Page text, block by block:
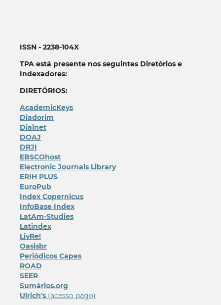
ISSN - 2238-104X
TPA está presente nos seguintes Diretórios e
Indexadores:
DIRETÓRIOS:
AcademicKeys
Diadorim
Dialnet
DOAJ
DRJI
EBSCOhost
Electronic Journals Library
ERIH PLUS
EuroPub
Index Copernicus
InfoBase Index
LatAm-Studies
Latindex
LivRe!
Oasisbr
Periódicos Capes
ROAD
SEER
Sumários.org
Ulrich's(acesso pago)